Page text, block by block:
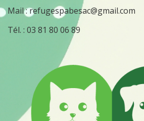
Mail :refugespabesac@gmail.com
Tél. : 03 81 80 06 89